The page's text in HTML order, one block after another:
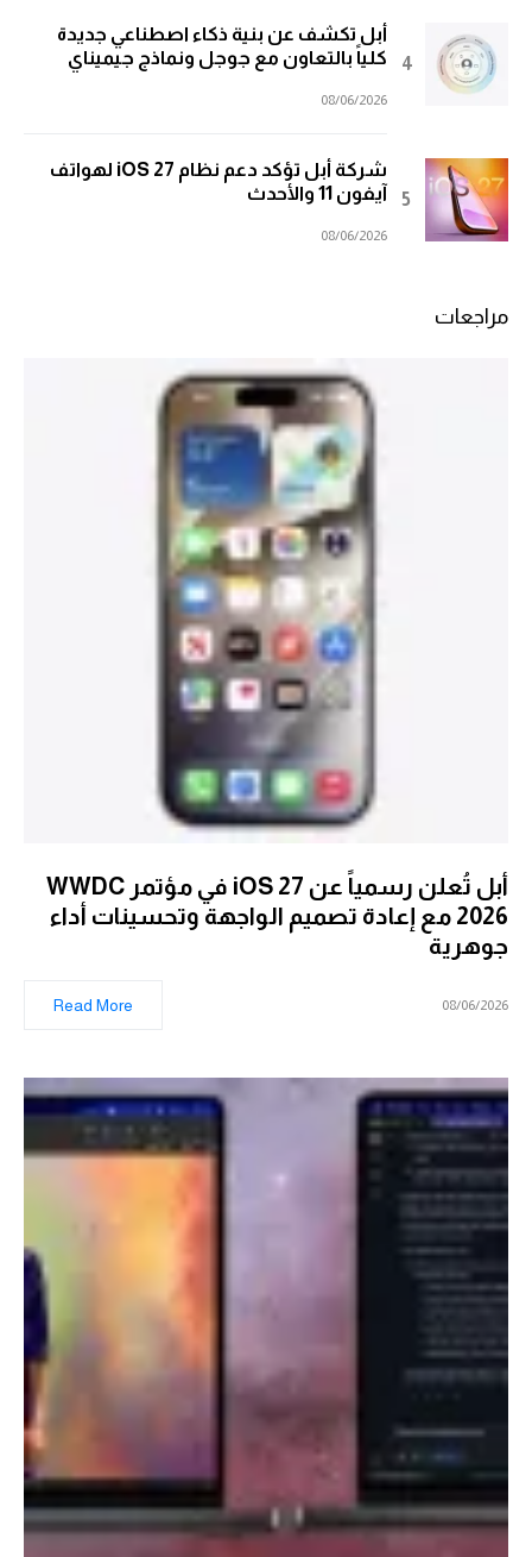
أبل تكشف عن بنية ذكاء اصطناعي جديدة
كلياً بالتعاون مع جوجل ونماذج جيميناي
08/06/2026
شركة أبل تؤكد دعم نظام iOS 27 لهواتف
آيفون 11 والأحدث
08/06/2026
مراجعات
أبل تُعلن رسمياً عن iOS 27 في مؤتمر WWDC
2026 مع إعادة تصميم الواجهة وتحسينات أداء
جوهرية
08/06/2026
Read More